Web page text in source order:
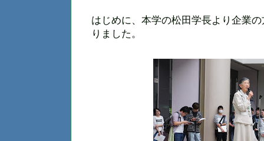
はじめに、本学の松田学長より企業
りました。